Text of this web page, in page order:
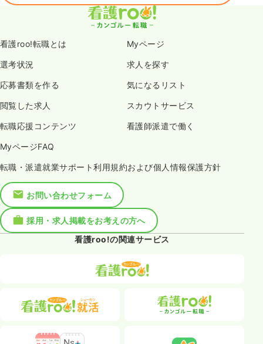
看護roo!転職とは Myページ
選考状況 求人を探す
応募書類を作る 気になるリスト
閲覧した求人 スカウトサービス
転職応援コンテンツ 看護師派遣で働く
MyページFAQ
転職・派遣就業サポート利用規約および個人情報保護方針
お問い合わせフォーム
採用・求人掲載をお考えの方へ
看護roo!の関連サービス